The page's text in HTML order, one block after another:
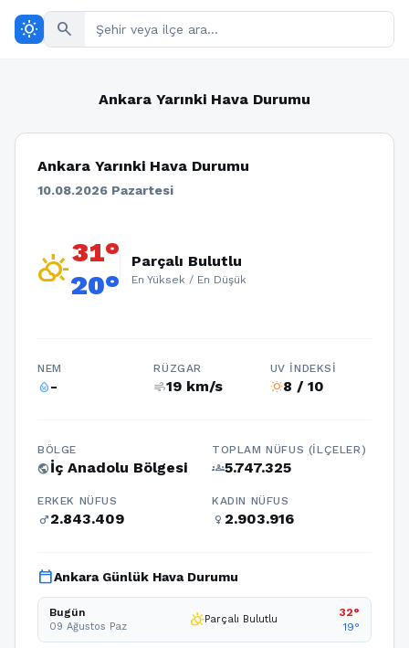
wb_sunny search
Ankara Yarınki Hava Durumu
Ankara Yarınki Hava Durumu
10.08.2026 Pazartesi
partly_cloudy_day31°
20°
Parçalı Bulutlu
En Yüksek / En Düşük
NEM
humidity_percentage-
RÜZGAR
air19 km/s
UV İNDEKSI
wb_sunny8 / 10
BÖLGE
publicİç Anadolu Bölgesi
TOPLAM NÜFUS (İLÇELER)
groups5.747.325
ERKEK NÜFUS
male2.843.409
KADIN NÜFUS
female 2.903.916
calendar_todayAnkara Günlük Hava Durumu
Bugün
09 Ağustos Paz partly_cloudy_dayParçalı Bulutlu
32°
19°